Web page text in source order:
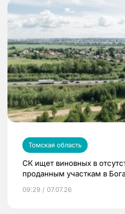
Томская область
СК ищет виновных в
проданным участкам в
09:29 / 07.07.26